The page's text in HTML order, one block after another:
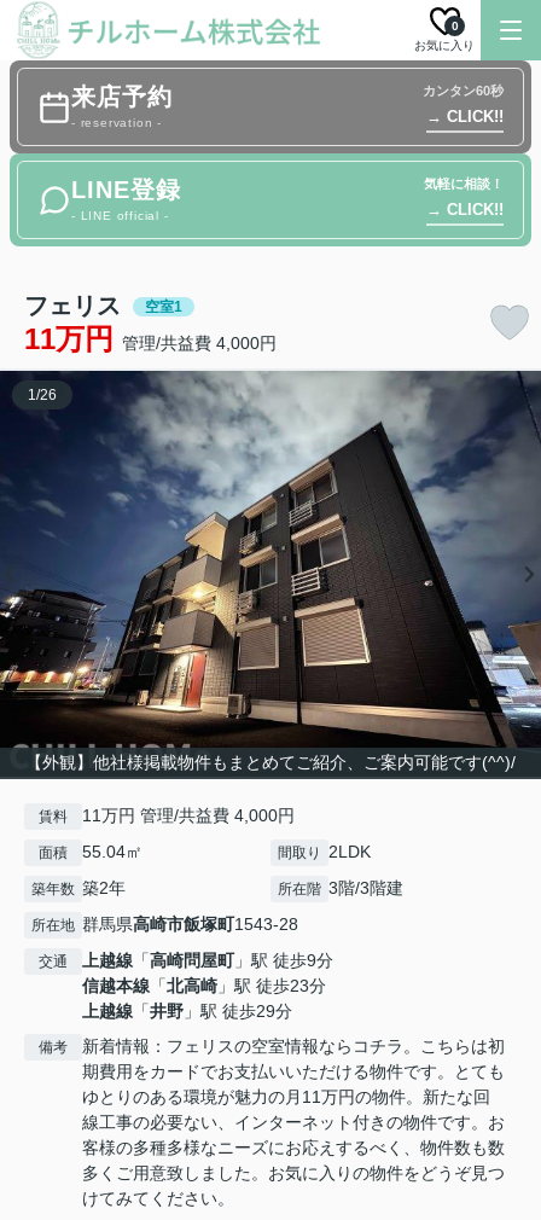
お気に入り
0
来店予約
- reservation -
カンタン60秒
→ CLICK!!
LINE登録
- LINE official -
気軽に相談！
→ CLICK!!
フェリス 空室1
11万円 管理/共益費 4,000円
【外観】他社様掲載物件もまとめてご紹介、ご案内可能です(^^)/
1/26
賃料 11万円 管理/共益費 4,000円
面積 55.04㎡ 間取り 2LDK
築年数 築2年 所在階 3階/3階建
所在地 群馬県高崎市飯塚町1543-28
交通 上越線 「高崎問屋町」駅 徒歩9分
信越本線 「北高崎 」駅 徒歩23分
上越線 「井野 」駅 徒歩29分
備考
新着情報：フェリスの空室情報ならコチラ。こちらは初
期費用をカードでお支払いいただける物件です。とても
ゆとりのある環境が魅力の月11万円の物件。新たな回
線工事の必要ない、インターネット付きの物件です。お
客様の多種多様なニーズにお応えするべく、物件数も数
多くご用意致しました。お気に入りの物件をどうぞ見つ
けてみてください。